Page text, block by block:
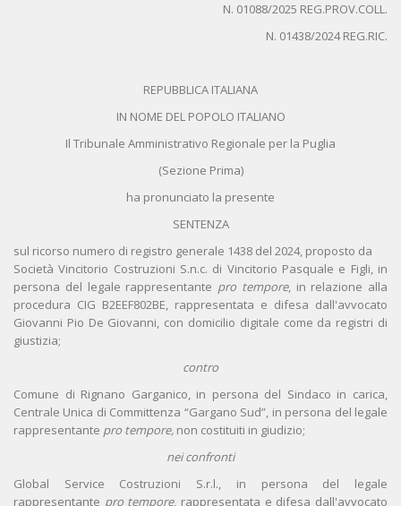
N. 01088/2025 REG.PROV.COLL.
N. 01438/2024 REG.RIC.
REPUBBLICA ITALIANA
IN NOME DEL POPOLO ITALIANO
Il Tribunale Amministrativo Regionale per la Puglia
(Sezione Prima)
ha pronunciato la presente
SENTENZA
sul ricorso numero di registro generale 1438 del 2024, proposto da
Società Vincitorio Costruzioni S.n.c. di Vincitorio Pasquale e Figli, in
persona del legale rappresentante pro tempore, in relazione alla
procedura CIG B2EEF802BE, rappresentata e difesa dall'avvocato
Giovanni Pio De Giovanni, con domicilio digitale come da registri di
giustizia;
contro
Comune di Rignano Garganico, in persona del Sindaco in carica,
Centrale Unica di Committenza “Gargano Sud”, in persona del legale
rappresentante pro tempore, non costituiti in giudizio;
nei confronti
Global Service Costruzioni S.r.l., in persona del legale
rappresentante pro tempore, rappresentata e difesa dall'avvocato